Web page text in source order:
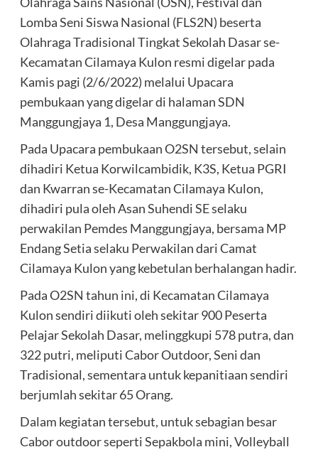
Lomba Seni Siswa Nasional (FLS2N) beserta
Olahraga Tradisional Tingkat Sekolah Dasar se-
Kecamatan Cilamaya Kulon resmi digelar pada
Kamis pagi (2/6/2022) melalui Upacara
pembukaan yang digelar di halaman SDN
Manggungjaya 1, Desa Manggungjaya.
Pada Upacara pembukaan O2SN tersebut, selain
dihadiri Ketua Korwilcambidik, K3S, Ketua PGRI
dan Kwarran se-Kecamatan Cilamaya Kulon,
dihadiri pula oleh Asan Suhendi SE selaku
perwakilan Pemdes Manggungjaya, bersama MP
Endang Setia selaku Perwakilan dari Camat
Cilamaya Kulon yang kebetulan berhalangan hadir.
Pada O2SN tahun ini, di Kecamatan Cilamaya
Kulon sendiri diikuti oleh sekitar 900 Peserta
Pelajar Sekolah Dasar, melinggkupi 578 putra, dan
322 putri, meliputi Cabor Outdoor, Seni dan
Tradisional, sementara untuk kepanitiaan sendiri
berjumlah sekitar 65 Orang.
Dalam kegiatan tersebut, untuk sebagian besar
Cabor outdoor seperti Sepakbola mini, Volleyball